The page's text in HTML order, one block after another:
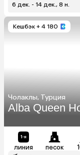
6 дек. - 14 дек., 8 н.
Кешбэк + 4 180
Чолаклы, Турция
Alba Queen
линия песок